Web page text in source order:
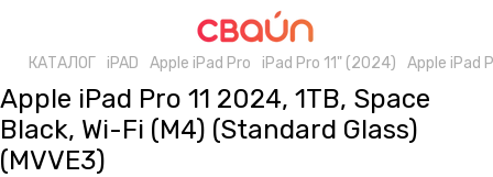
КАТАЛОГ iPAD Apple iPad Pro iPad Pro 11" (2024) Apple iPad
Apple iPad Pro 11 2024, 1TB, Space
Black, Wi-Fi (M4) (Standard Glass)
(MVVE3)